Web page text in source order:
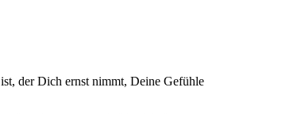
der Dich ernst nimmt, Deine Gefühle